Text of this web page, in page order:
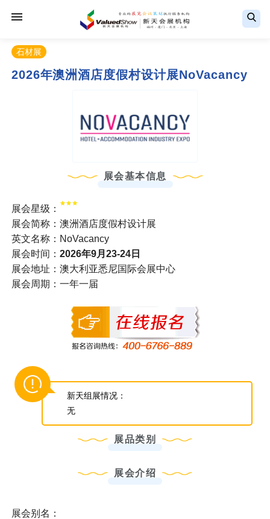
石材展
2026年澳洲酒店度假村设计展NoVacancy
展会基本信息
展会星级：
展会简称：澳洲酒店度假村设计展
英文名称：NoVacancy
展会时间： 2026年9月23-24日
展会地址：澳大利亚悉尼国际会展中心
展会周期：一年一届
新天组展情况：
无
展品类别
展会介绍
展会别名：